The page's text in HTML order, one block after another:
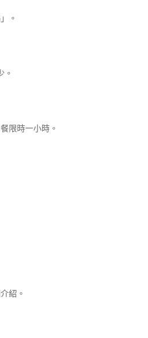
。
。
限時一小時。
紹。